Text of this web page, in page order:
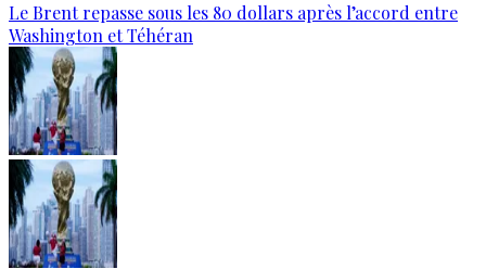
Le Brent repasse sous les 80 dollars après l’accord entre
Washington et Téhéran